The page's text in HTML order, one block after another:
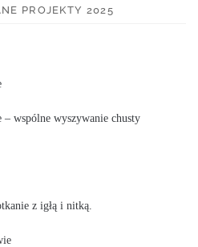
PROJEKTY 2025
wspólne wyszywanie chusty
z igłą i nitką.